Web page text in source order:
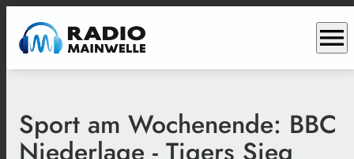
menu
Sport am Wochenende: BBC